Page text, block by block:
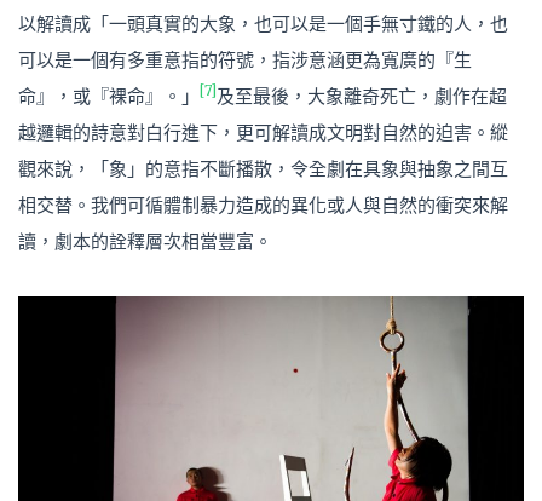
以解讀成「一頭真實的大象，也可以是一個手無寸鐵的人，也
可以是一個有多重意指的符號，指涉意涵更為寬廣的『生
命』，或『裸命』。」
[7] 及至最後，大象離奇死亡，劇作在超
越邏輯的詩意對白行進下，更可解讀成文明對自然的迫害。縱
觀來說，「象」的意指不斷播散，令全劇在具象與抽象之間互
相交替。我們可循體制暴力造成的異化或人與自然的衝突來解
讀，劇本的詮釋層次相當豐富。